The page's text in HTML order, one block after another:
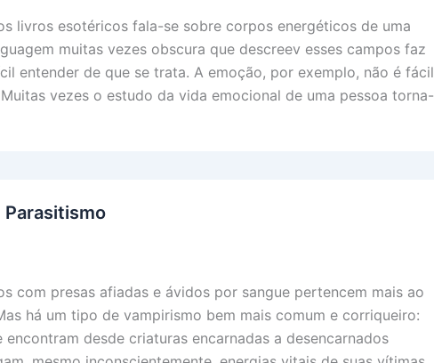
livros esotéricos fala-se sobre corpos energéticos de uma
muitas vezes obscura que descreev esses campos faz
entender de que se trata. A emoção, por exemplo, não é fácil
vezes o estudo da vida emocional de uma pessoa torna-
Parasitismo
com presas afiadas e ávidos por sangue pertencem mais ao
há um tipo de vampirismo bem mais comum e corriqueiro:
encontram desde criaturas encarnadas a desencarnados